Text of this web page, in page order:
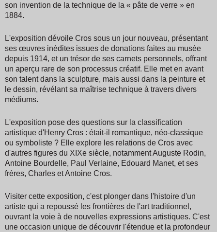
son invention de la technique de la « pâte de verre » en
1884.
L'exposition dévoile Cros sous un jour nouveau, présentant
ses œuvres inédites issues de donations faites au musée
depuis 1914, et un trésor de ses carnets personnels, offrant
un aperçu rare de son processus créatif. Elle met en avant
son talent dans la sculpture, mais aussi dans la peinture et
le dessin, révélant sa maîtrise technique à travers divers
médiums.
L'exposition pose des questions sur la classification
artistique d'Henry Cros : était-il romantique, néo-classique
ou symboliste ? Elle explore les relations de Cros avec
d'autres figures du XIXe siècle, notamment Auguste Rodin,
Antoine Bourdelle, Paul Verlaine, Edouard Manet, et ses
frères, Charles et Antoine Cros.
Visiter cette exposition, c'est plonger dans l'histoire d'un
artiste qui a repoussé les frontières de l'art traditionnel,
ouvrant la voie à de nouvelles expressions artistiques. C'est
une occasion unique de découvrir l'étendue et la profondeur